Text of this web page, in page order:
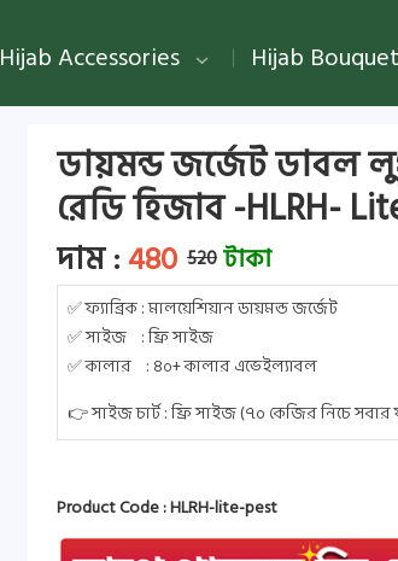
Hijab Accessories Hijab Bouquet
ডায়মন্ড জর্জেট ডাবল
রেডি হিজাব -HLRH-
দাম :480 520 টাকা
✅ ফ্যাব্রিক : মালয়েশিয়ান ডায়মন্ড জর্জেট
✅ সাইজ : ফ্রি সাইজ
✅ কালার : ৪০+ কালার এভেইল্যাবল
👉 সাইজ চার্ট : ফ্রি সাইজ (৭০ কেজির নিচে
Product Code : HLRH-lite-pest